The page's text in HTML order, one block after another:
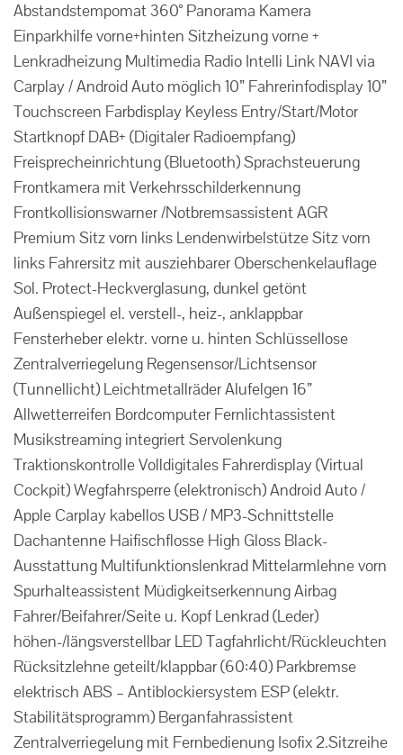
Abstandstempomat 360° Panorama Kamera
Einparkhilfe vorne+hinten Sitzheizung vorne +
Lenkradheizung Multimedia Radio Intelli Link NAVI via
Carplay / Android Auto möglich 10” Fahrerinfodisplay 10”
Touchscreen Farbdisplay Keyless Entry/Start/Motor
Startknopf DAB+ (Digitaler Radioempfang)
Freisprecheinrichtung (Bluetooth) Sprachsteuerung
Frontkamera mit Verkehrsschilderkennung
Frontkollisionswarner /Notbremsassistent AGR
Premium Sitz vorn links Lendenwirbelstütze Sitz vorn
links Fahrersitz mit ausziehbarer Oberschenkelauflage
Sol. Protect-Heckverglasung, dunkel getönt
Außenspiegel el. verstell-, heiz-, anklappbar
Fensterheber elektr. vorne u. hinten Schlüssellose
Zentralverriegelung Regensensor/Lichtsensor
(Tunnellicht) Leichtmetallräder Alufelgen 16”
Allwetterreifen Bordcomputer Fernlichtassistent
Musikstreaming integriert Servolenkung
Traktionskontrolle Volldigitales Fahrerdisplay (Virtual
Cockpit) Wegfahrsperre (elektronisch) Android Auto /
Apple Carplay kabellos USB / MP3-Schnittstelle
Dachantenne Haifischflosse High Gloss Black-
Ausstattung Multifunktionslenkrad Mittelarmlehne vorn
Spurhalteassistent Müdigkeitserkennung Airbag
Fahrer/Beifahrer/Seite u. Kopf Lenkrad (Leder)
höhen-/längsverstellbar LED Tagfahrlicht/Rückleuchten
Rücksitzlehne geteilt/klappbar (60:40) Parkbremse
elektrisch ABS – Antiblockiersystem ESP (elektr.
Stabilitätsprogramm) Berganfahrassistent
Zentralverriegelung mit Fernbedienung Isofix 2.Sitzreihe